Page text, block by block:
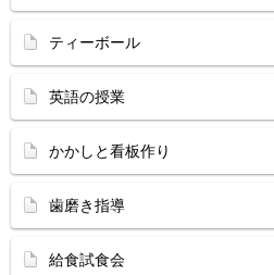
ティーボール
英語の授業
かかしと看板作り
歯磨き指導
給食試食会